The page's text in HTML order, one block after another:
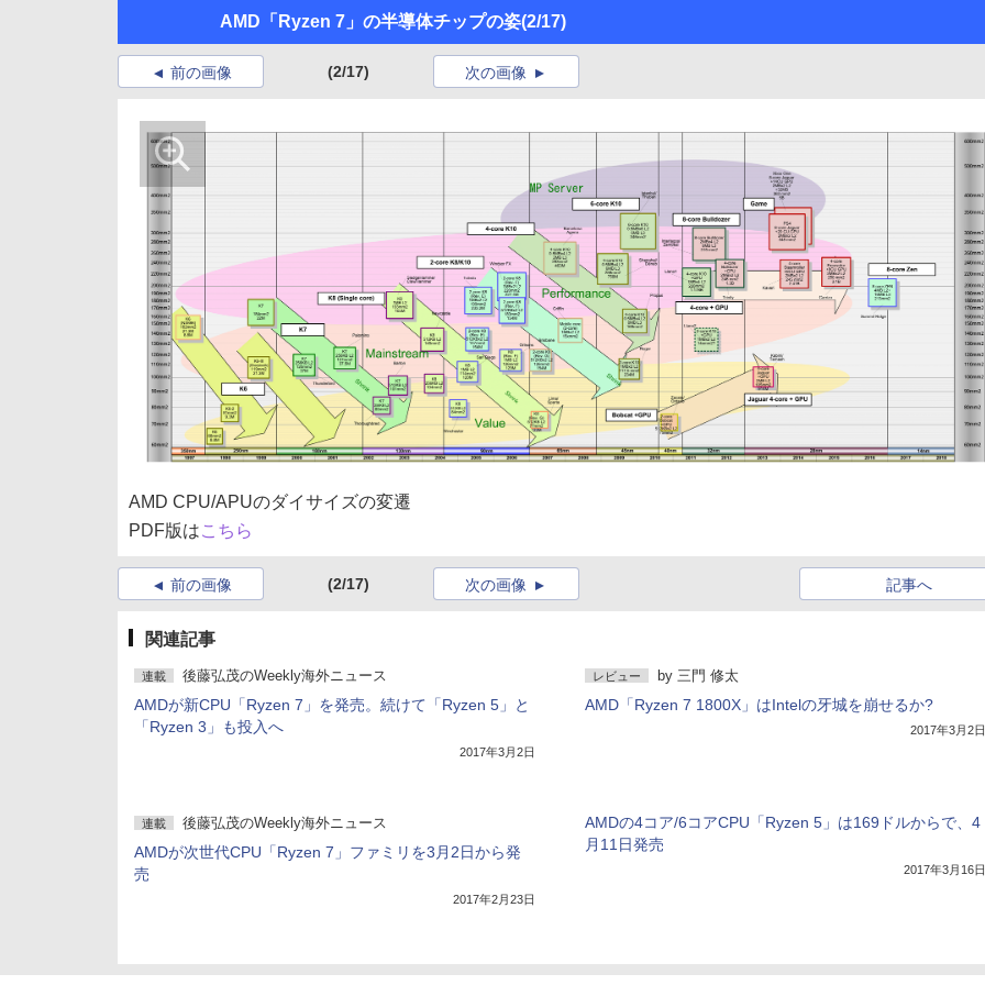
AMD「Ryzen 7」の半導体チップの姿(2/17)
前の画像 (2/17) 次の画像
AMD CPU/APUのダイサイズの変遷
PDF版はこちら
前の画像 (2/17) 次の画像 記事へ
関連記事
連載 後藤弘茂のWeekly海外ニュース
AMDが新CPU「Ryzen 7」を発売。続けて「Ryzen 5」と
「Ryzen 3」も投入へ
2017年3月2日
レビュー by 三門 修太
AMD「Ryzen 7 1800X」はIntelの牙城を崩せるか?
2017年3月2日
連載 後藤弘茂のWeekly海外ニュース
AMDが次世代CPU「Ryzen 7」ファミリを3月2日から発
売
2017年2月23日
AMDの4コア/6コアCPU「Ryzen 5」は169ドルからで、4
月11日発売
2017年3月16日